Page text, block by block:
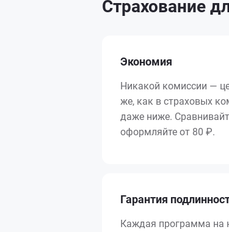
Страхование
Экономия
Никакой комиссии —
же, как в страховых
даже ниже.
оформляйте от 80 ₽.
Гарантия
Каждая программа на